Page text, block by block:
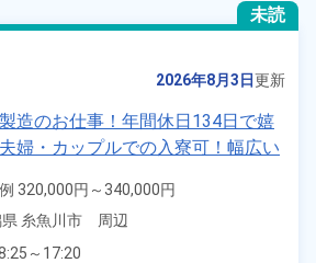
未読
2026年8月3日更新
造のお仕事！年間休日134日で嬉
婦・カップルでの入寮可！幅広い
高時給1,400円！マイカー・バイ
寮から無料送迎もあり！正社員登
県糸魚川市》
320,000円～340,000円
1,400円～1,400円
糸魚川市　周辺
～17:20